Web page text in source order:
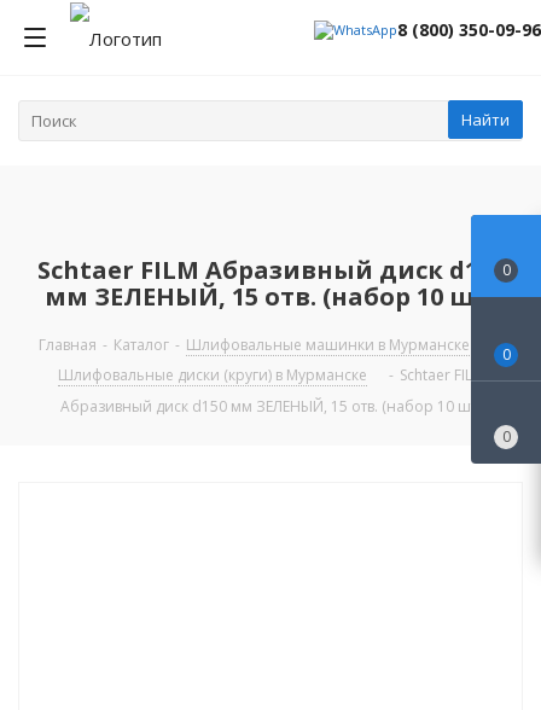
8 (800) 350-09-96
Найти
Schtaer FILM Абразивный диск d150
мм ЗЕЛЕНЫЙ, 15 отв. (набор 10 шт)
Главная - Каталог - Шлифовальные машинки в Мурманске
-
Шлифовальные диски (круги) в Мурманске
- Schtaer FILM
Абразивный диск d150 мм ЗЕЛЕНЫЙ, 15 отв. (набор 10 шт)
0
0
0